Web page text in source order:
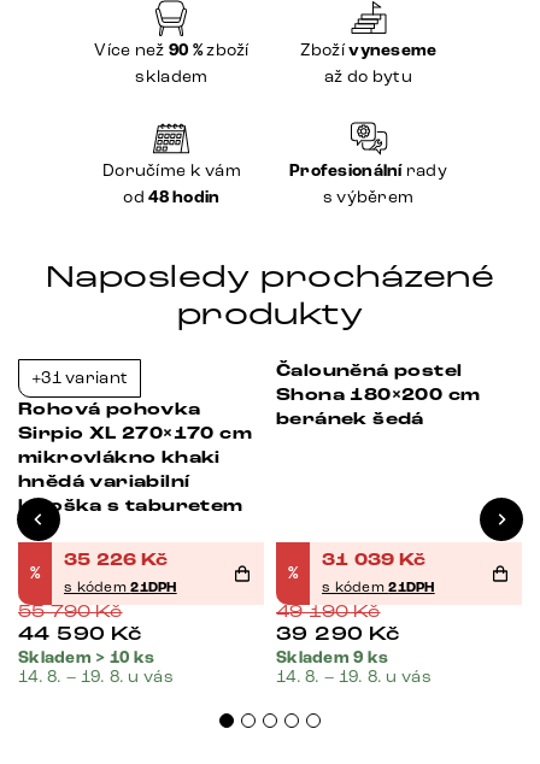
Více než 90 %zboží
skladem
Zbožívyneseme
až do bytu
Doručíme k vám
od48 hodin
Profesionálnírady
s výběrem
Naposledy procházené
produkty
Bestseller
+31 variant
Rohová pohovka
Sirpio XL 270×170 cm
mikrovlákno khaki
hnědá variabilní
lenoška s taburetem
%
35 226 Kč
s kódem21DPH
55 790Kč
44 590 Kč
Skladem > 10 ks
14. 8. – 19. 8. u vás
Bestseller
Čalouněná postel
Shona 180×200 cm
beránek šedá
%
31 039 Kč
s kódem21DPH
49 190Kč
39 290 Kč
Skladem 9 ks
14. 8. – 19. 8. u vás